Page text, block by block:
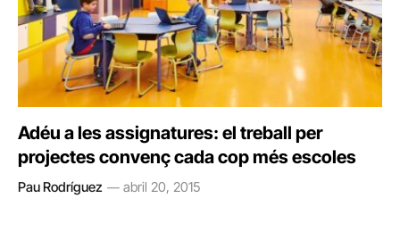
Adéu a les assignatures: el treball per
projectes convenç cada cop més escoles
Pau Rodríguez abril 20, 2015